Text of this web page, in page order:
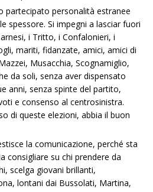
partecipato personalità estranee
spessore. Si impegni a lasciar fuori
i Tritto, i Confalonieri, i
mariti, fidanzate, amici, amici di
Musacchia, Scognamiglio,
da soli, senza aver dispensato
anni, senza spinte del partito,
e consenso al centrosinistra.
di queste elezioni, abbia il buon
la comunicazione, perché sta
consigliare su chi prendere da
scelga giovani brillanti,
lontani dai Bussolati, Martina,